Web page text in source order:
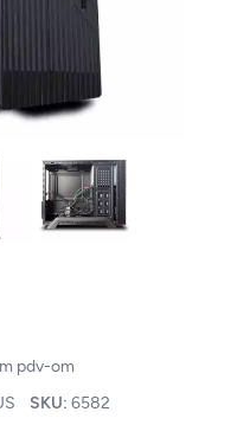
pdv-om
SKU: 6582